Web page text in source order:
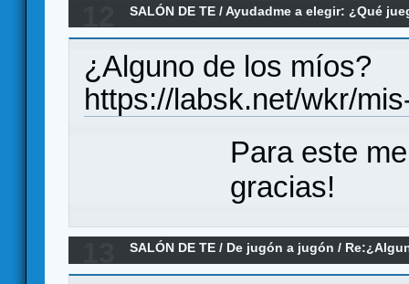
SALÓN DE TE /Ayudadme a elegir: ¿Qué
¿Alguno de los míos?
https://labsk.net/wkr/
Para este
gracias!
SALÓN DE TE / De jugón a jugón /